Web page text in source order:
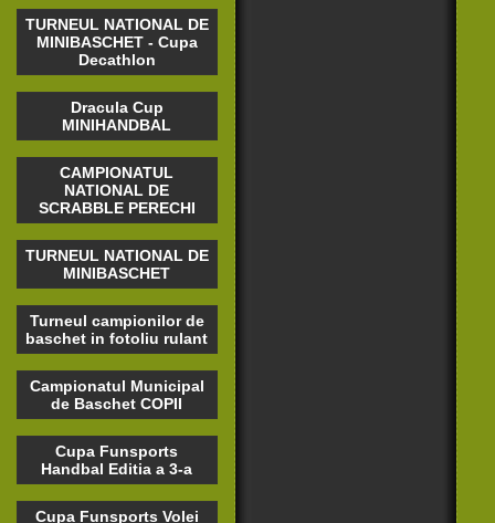
TURNEUL NATIONAL DE
MINIBASCHET - Cupa
Decathlon
Dracula Cup
MINIHANDBAL
CAMPIONATUL
NATIONAL DE
SCRABBLE PERECHI
TURNEUL NATIONAL DE
MINIBASCHET
Turneul campionilor de
baschet in fotoliu rulant
Campionatul Municipal
de Baschet COPII
Cupa Funsports
Handbal Editia a 3-a
Cupa Funsports Volei